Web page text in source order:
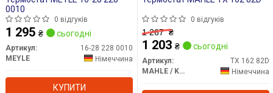
0010
0 відгуків
1 295 ₴ сьогодні
Артикул:
16-28 228 0010
MEYLE
Німеччина
КУПИТИ
0 відгуків
1 267₴
1 203 ₴ сьогодні
Артикул:
TX 162 82D
MAHLE / KNECHT
Німеччина